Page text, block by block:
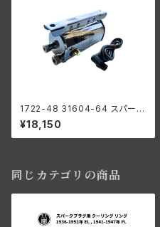
1722-48 31604-64 スパーク
コイル ハーレーダビッドソン 19
48年以降 全モデル 12ボルト ク
ロームメッキ
¥18,150
同じカテゴリの商品